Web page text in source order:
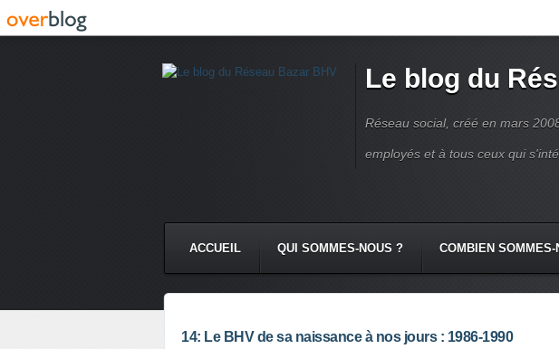
Le blog du
Réseau social, créé en mars
employés et à tous ceux qui
ACCUEIL QUI SOMMES-NOUS ? COMBIEN SOMMES-
14: Le BHV de sa naissance à nos jours : 1986-1990